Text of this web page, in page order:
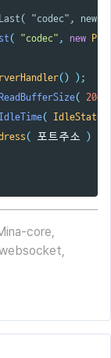
"codec", new
( "codec" , new
() );
( 2048
( IdleStatus
( 포트주소 )
core,
,